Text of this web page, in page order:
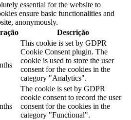
essential for the website to
ensure basic functionalities and
anonymously.
Descrição
This cookie is set by GDPR
Cookie Consent plugin. The
cookie is used to store the user
consent for the cookies in the
category "Analytics".
The cookie is set by GDPR
cookie consent to record the user
consent for the cookies in the
category "Functional".